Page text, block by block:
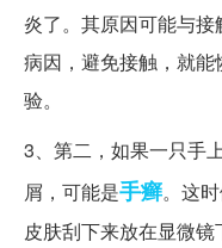
炎了。其原因可能与
病因，避免接触，就
验。
3、第二，如果一只手
屑，可能是手癣。这
皮肤刮下来放在显微镜